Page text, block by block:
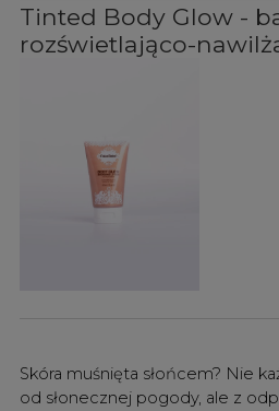
Tinted Body Glow -
rozświetlająco-
Skóra muśnięta słońcem? Nie
od słonecznej pogody, ale z